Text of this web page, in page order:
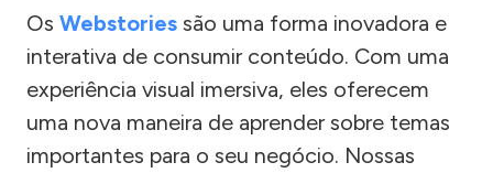
Os Webstories são uma forma inovadora e
interativa de consumir conteúdo. Com uma
experiência visual imersiva, eles oferecem
uma nova maneira de aprender sobre temas
importantes para o seu negócio. Nossas